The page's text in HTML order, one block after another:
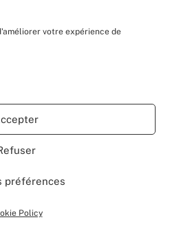
votre expérience de
préférences
Policy